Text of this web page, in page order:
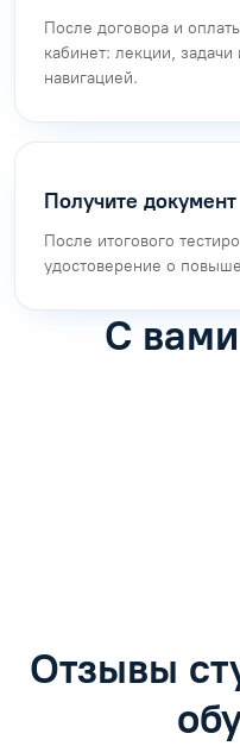
После договора и
кабинет: лекции,
навигацией.
Получите документ
После итогового
удостоверение о
С
Отзывы